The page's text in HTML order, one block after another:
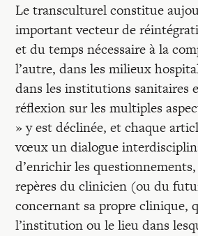
Le transculturel constitue
important vecteur de
et du temps nécessaire à la
l’autre, dans les milieux
dans les institutions sanitaires
réflexion sur les multiples
» y est déclinée, et chaque
vœux un dialogue
d’enrichir les
repères du clinicien (ou du
concernant sa propre clinique,
l’institution ou le lieu dans